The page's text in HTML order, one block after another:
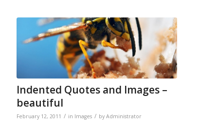
Indented Quotes and Images –
beautiful
February 12, 2011 / in Images / by Administrator